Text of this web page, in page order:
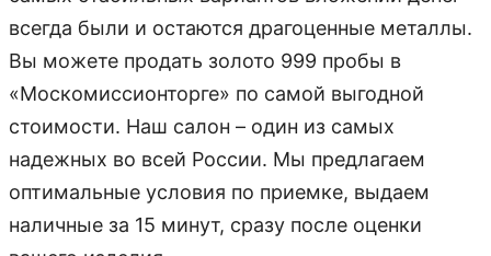
всегда были и остаются драгоценные металлы.
Вы можете продать золото 999 пробы в
«Москомиссионторге» по самой выгодной
стоимости. Наш салон – один из самых
надежных во всей России. Мы предлагаем
оптимальные условия по приемке, выдаем
наличные за 15 минут, сразу после оценки